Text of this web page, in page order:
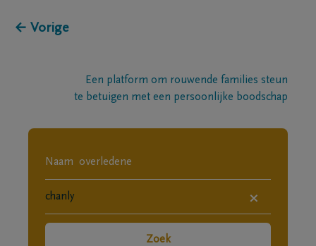
← Vorige
Een platform om rouwende families steun
te betuigen met een persoonlijke boodschap
×
Zoek